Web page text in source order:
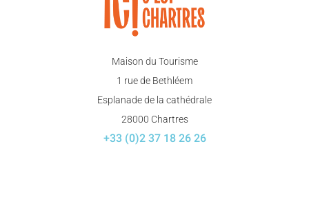
Maison du Tourisme
1 rue de Bethléem
Esplanade de la cathédrale
28000 Chartres
+33 (0)2 37 18 26 26